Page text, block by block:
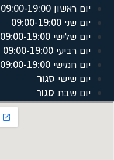
יום ראשון 09:00-19:00
יום שני 09:00-19:00
יום שלישי 09:00-19:00
יום רביעי 09:00-19:00
יום חמישי 09:00-19:00
יום שישי סגור
יום שבת סגור